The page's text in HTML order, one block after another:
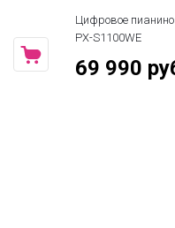
Цифровое
PX-S1100WE
69 990